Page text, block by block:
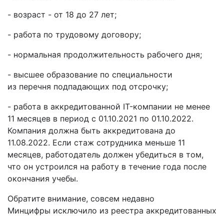
- возраст - от 18 до 27 лет;
- работа по трудовому договору;
- нормальная продолжительность рабочего дня;
- высшее образование по специальности
из перечня подпадающих под отсрочку;
- работа в аккредитованной IT-компании не менее
11 месяцев в период с 01.10.2021 по 01.10.2022.
Компания должна быть аккредитована до
11.08.2022. Если стаж сотрудника меньше 11
месяцев, работодатель должен убедиться в том,
что он устроился на работу в течение года после
окончания учебы.
Обратите внимание, совсем недавно
Минцифры исключило из реестра аккредитованных